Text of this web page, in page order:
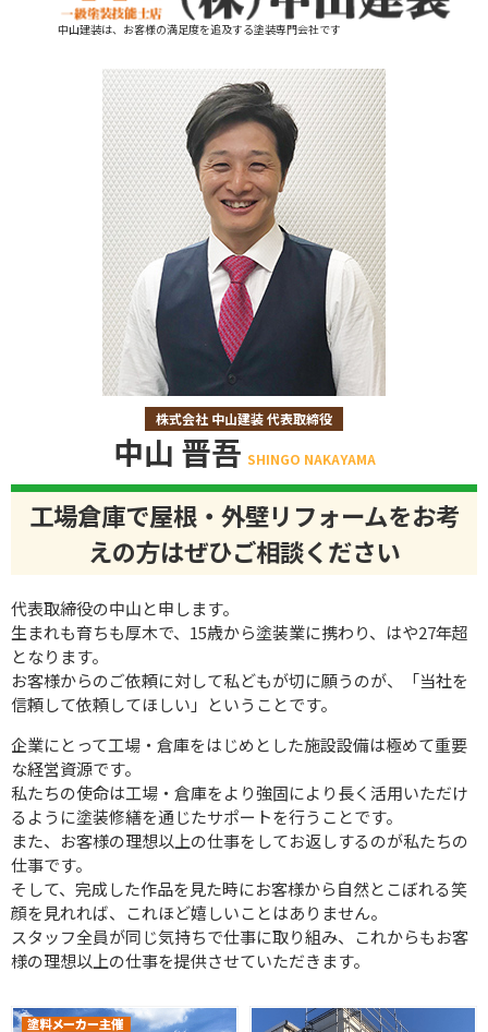
中山建装は、お客様の満足度を追及する塗装専門会社です
株式会社 中山建装 代表取締役
中山 晋吾 SHINGO NAKAYAMA
工場倉庫で屋根・外壁リフォームをお考
えの方はぜひご相談ください
代表取締役の中山と申します。
生まれも育ちも厚木で、15歳から塗装業に携わり、はや27年超
となります。
お客様からのご依頼に対して私どもが切に願うのが、「当社を
信頼して依頼してほしい」ということです。
企業にとって工場・倉庫をはじめとした施設設備は極めて重要
な経営資源です。
私たちの使命は工場・倉庫をより強固により長く活用いただけ
るように塗装修繕を通じたサポートを行うことです。
また、お客様の理想以上の仕事をしてお返しするのが私たちの
仕事です。
そして、完成した作品を見た時にお客様から自然とこぼれる笑
顔を見れれば、これほど嬉しいことはありません。
スタッフ全員が同じ気持ちで仕事に取り組み、これからもお客
様の理想以上の仕事を提供させていただきます。